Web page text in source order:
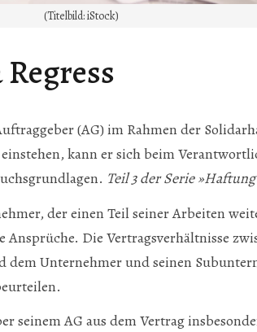
(Titelbild: iStock)
(AG) im Rahmen der
kann er sich beim
Teil 3 der Serie
der einen Teil seiner Arbeiten
Ansprüche. Die Vertragsverhältnisse
Unternehmer und seinen
seinem AG aus dem Vertrag